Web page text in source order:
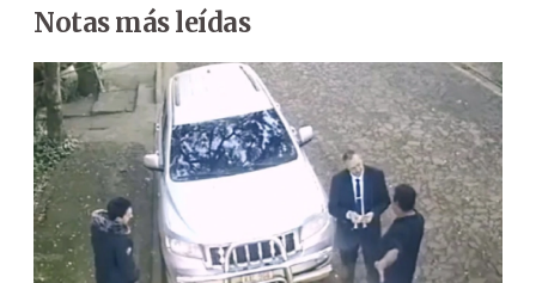
Notas más leídas